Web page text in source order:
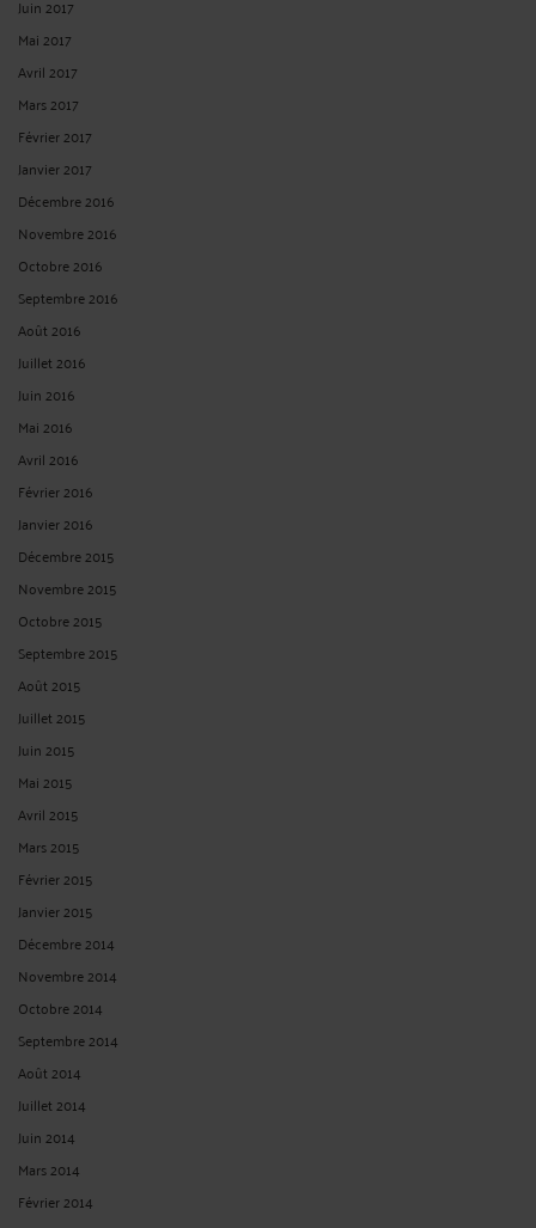
Elisabeth ROY :
prêteurs ... »
pricille :
pricille :
« Bonjour Mr/Mme, je suis Mme ROSINE, je suis à la recherche de prêt ... »
Mme Nathalie VASSEUR :
Le 6 janv. 2026 à 11:44
+2349017887682 ... »
Le 2 janv. 2026 à 08:15
RECHERCHE
Réinitialiser les filtres
ARCHIVES
Août 2026
Juillet 2026
Juin 2026
Mai 2026
Avril 2026
Mars 2026
Février 2026
Janvier 2026
Décembre 2025
Novembre 2025
Octobre 2025
Septembre 2025